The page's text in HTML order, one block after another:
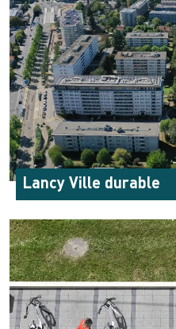
Lancy Ville durable